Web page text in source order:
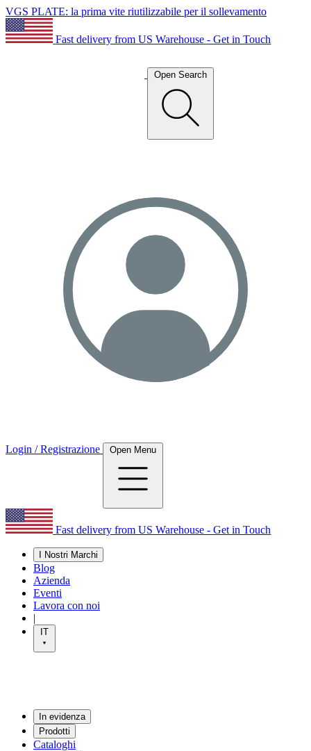
VGS PLATE: la prima vite riutilizzabile per il sollevamento
Fast delivery from US Warehouse - Get in Touch
Open Search
Login / Registrazione Open Menu
Fast delivery from US Warehouse - Get in Touch
I Nostri Marchi
Blog
Azienda
Eventi
Lavora con noi
|
IT
In evidenza
Prodotti
Cataloghi